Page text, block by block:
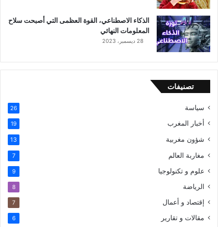
الذكاء الاصطناعي، القوة العظمى التي أصبحت سلاح
المعلومات النهائي
28 ديسمبر، 2023
تصنيفات
سياسة 26
أخبار المغرب 19
شؤون مغربية 13
مغاربة العالم 7
علوم و تكنولوجيا 9
الرياضة 8
إقتصاد و أعمال 7
مقالات و تقارير 6